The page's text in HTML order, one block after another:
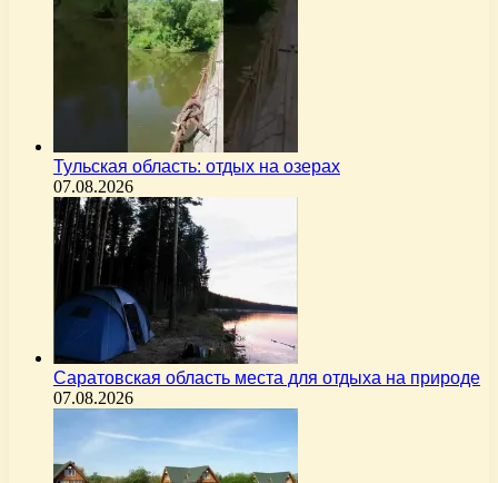
Тульская область: отдых на озерах
07.08.2026
Саратовская область места для отдыха на природе
07.08.2026